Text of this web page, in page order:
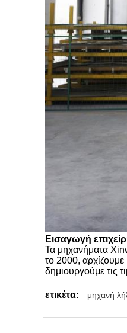
Εισαγωγή
Τα μηχανήματα
το 2000,
δημιουργούμε τις
ετικέτα: μηχανή